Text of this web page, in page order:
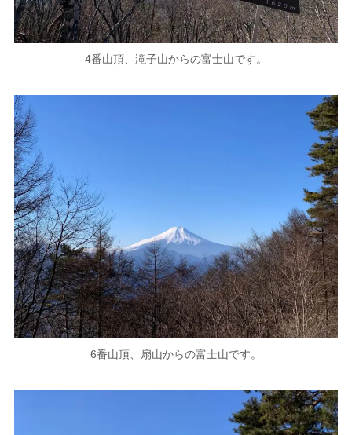
4番山頂、滝子山からの富士山です。
6番山頂、扇山からの富士山です。